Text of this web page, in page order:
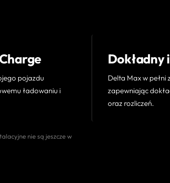
pojazdu
ładowaniu i
nie są jeszcze w
Delta Max w pełni
zapewniając
oraz rozliczeń.